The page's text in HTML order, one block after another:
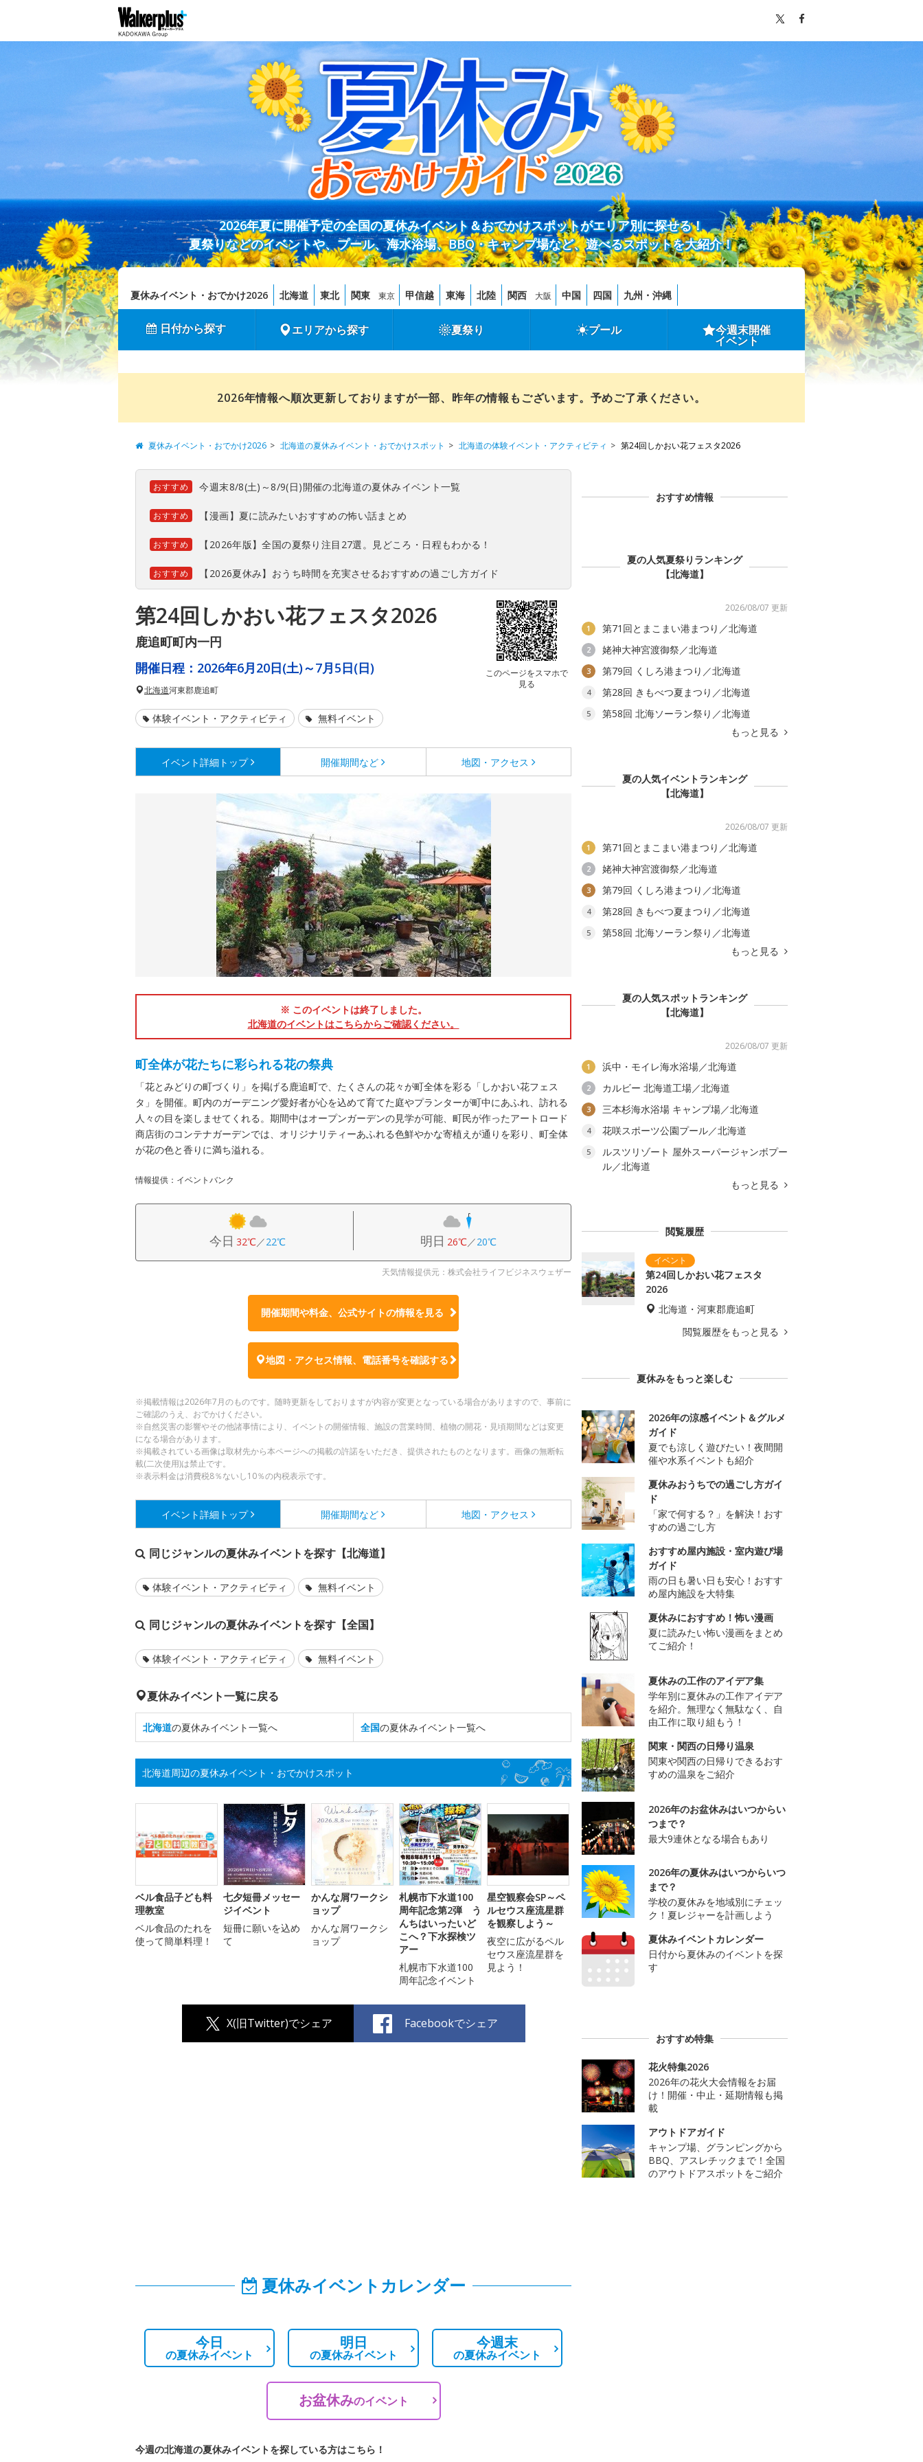
2026年夏に開催予定の全国の夏休みイベント＆おでかけスポットがエリア別に探せる！
夏祭りなどのイベントや、プール、海水浴場、BBQ・キャンプ場など、遊べるスポットを大紹介！
夏休みイベント・おでかけ2026 北海道 東北 関東 東京 甲信越 東海 北陸 関西 大阪 中国 四国 九州・沖縄
日付から探す エリアから探す 夏祭り プール 今週末開催
イベント
2026年情報へ順次更新しておりますが一部、昨年の情報もございます。予めご了承ください。
夏休みイベント・おでかけ2026 北海道の夏休みイベント・おでかけスポット 北海道の体験イベント・アクティビティ 第24回しかおい花フェスタ2026
おすすめ 今週末8/8(土)～8/9(日)開催の北海道の夏休みイベント一覧
おすすめ 【漫画】夏に読みたいおすすめの怖い話まとめ
おすすめ 【2026年版】全国の夏祭り注目27選。見どころ・日程もわかる！
おすすめ 【2026夏休み】おうち時間を充実させるおすすめの過ごし方ガイド
第24回しかおい花フェスタ2026
鹿追町町内一円
このページをスマホで
見る
開催日程： 2026年6月20日(土)～7月5日(日)
北海道河東郡鹿追町
体験イベント・アクティビティ 無料イベント
イベント詳細 トップ 開催期間など 地図・アクセス
※ このイベントは終了しました。
北海道のイベントはこちらからご確認ください。
町全体が花たちに彩られる花の祭典
「花とみどりの町づくり」を掲げる鹿追町で、たくさんの花々が町全体を彩る「しかおい花フェス
タ」を開催。町内のガーデニング愛好者が心を込めて育てた庭やプランターが町中にあふれ、訪れる
人々の目を楽しませてくれる。期間中はオープンガーデンの見学が可能、町民が作ったアートロード
商店街のコンテナガーデンでは、オリジナリティーあふれる色鮮やかな寄植えが通りを彩り、町全体
が花の色と香りに満ち溢れる。
情報提供：イベントバンク
今日 32℃／22℃ 明日 26℃／20℃
天気情報提供元：株式会社ライフビジネスウェザー
開催期間や料金、公式サイトの情報を見る
地図・アクセス情報、電話番号を確認する
※掲載情報は2026年7月のものです。随時更新をしておりますが内容が変更となっている場合がありますので、事前に
ご確認のうえ、おでかけください。
※自然災害の影響やその他諸事情により、イベントの開催情報、施設の営業時間、植物の開花・見頃期間などは変更
になる場合があります。
※掲載されている画像は取材先から本ページへの掲載の許諾をいただき、提供されたものとなります。画像の無断転
載(二次使用)は禁止です。
※表示料金は消費税8％ないし10％の内税表示です。
イベント詳細 トップ 開催期間など 地図・アクセス
同じジャンルの夏休みイベントを探す【北海道】
体験イベント・アクティビティ 無料イベント
同じジャンルの夏休みイベントを探す【全国】
体験イベント・アクティビティ 無料イベント
夏休みイベント一覧に戻る
北海道の夏休みイベント一覧へ 全国の夏休みイベント一覧へ
北海道周辺の夏休みイベント・おでかけスポット
ベル食品子ども料
理教室
ベル食品のたれを
使って簡単料理！
七夕短冊メッセー
ジイベント
短冊に願いを込め
て
かんな屑ワークシ
ョップ
かんな屑ワークシ
ョップ
札幌市下水道100
周年記念第2弾 う
んちはいったいど
こへ？下水探検ツ
アー
札幌市下水道100
周年記念イベント
星空観察会SP～ペ
ルセウス座流星群
を観察しよう～
夜空に広がるペル
セウス座流星群を
見よう！
X(旧Twitter)でシェア Facebookでシェア
夏休みイベントカレンダー
今日
の夏休みイベント
明日
の夏休みイベント
今週末
の夏休みイベント
お盆休みのイベント
今週の北海道の夏休みイベントを探している方はこちら！
おすすめ情報
夏の人気夏祭りランキング
【北海道】
2026/08/07 更新
1 第71回とまこまい港まつり／北海道
2 姥神大神宮渡御祭／北海道
3 第79回 くしろ港まつり／北海道
4 第28回 きもべつ夏まつり／北海道
5
第58回 北海ソーラン祭り／北海道
もっと見る
夏の人気イベントランキング
【北海道】
2026/08/07 更新
1 第71回とまこまい港まつり／北海道
2 姥神大神宮渡御祭／北海道
3 第79回 くしろ港まつり／北海道
4 第28回 きもべつ夏まつり／北海道
5
第58回 北海ソーラン祭り／北海道
もっと見る
夏の人気スポットランキング
【北海道】
2026/08/07 更新
1 浜中・モイレ海水浴場／北海道
2 カルビー 北海道工場／北海道
3 三本杉海水浴場 キャンプ場／北海道
4 花咲スポーツ公園プール／北海道
5
ルスツリゾート 屋外スーパージャンボプー
ル／北海道
もっと見る
閲覧履歴
第24回しかおい花フェスタ
2026
北海道・河東郡鹿追町
閲覧履歴をもっと見る
夏休みをもっと楽しむ
2026年の涼感イベント＆グルメ
ガイド
夏でも涼しく遊びたい！夜間開
催や水系イベントも紹介
夏休みおうちでの過ごし方ガイ
ド
「家で何する？」を解決！おす
すめの過ごし方
おすすめ屋内施設・室内遊び場
ガイド
雨の日も暑い日も安心！おすす
め屋内施設を大特集
夏休みにおすすめ！怖い漫画
夏に読みたい怖い漫画をまとめ
てご紹介！
夏休みの工作のアイデア集
学年別に夏休みの工作アイデア
を紹介。無理なく無駄なく、自
由工作に取り組もう！
関東・関西の日帰り温泉
関東や関西の日帰りできるおす
すめの温泉をご紹介
2026年のお盆休みはいつからい
つまで？
最大9連休となる場合もあり
2026年の夏休みはいつからいつ
まで？
学校の夏休みを地域別にチェッ
ク！夏レジャーを計画しよう
夏休みイベントカレンダー
日付から夏休みのイベントを探
す
おすすめ特集
花火特集2026
2026年の花火大会情報をお届
け！開催・中止・延期情報も掲
載
アウトドアガイド
キャンプ場、グランピングから
BBQ、アスレチックまで！全国
のアウトドアスポットをご紹介